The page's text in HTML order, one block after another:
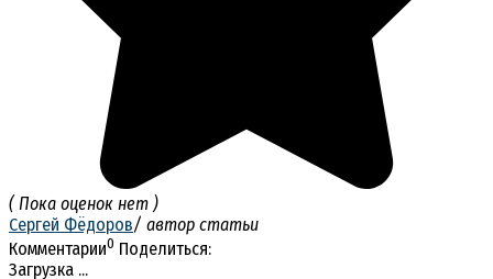
( Пока оценок нет )
Сергей Фёдоров/ автор статьи
Комментарии0 Поделиться:
Загрузка ...